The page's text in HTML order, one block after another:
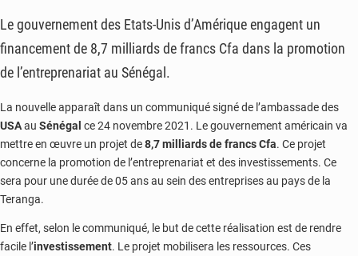
Le gouvernement des Etats-Unis d’Amérique engagent un
financement de 8,7 milliards de francs Cfa dans la promotion
de l’entreprenariat au Sénégal.
La nouvelle apparaît dans un communiqué signé de l’ambassade des
USAau Sénégal ce 24 novembre 2021. Le gouvernement américain va
mettre en œuvre un projet de8,7 milliards de francs Cfa. Ce projet
concerne la promotion de l’entreprenariat et des investissements. Ce
sera pour une durée de 05 ans au sein des entreprises au pays de la
Teranga.
En effet, selon le communiqué, le but de cette réalisation est de rendre
facile l’investissement. Le projet mobilisera les ressources. Ces